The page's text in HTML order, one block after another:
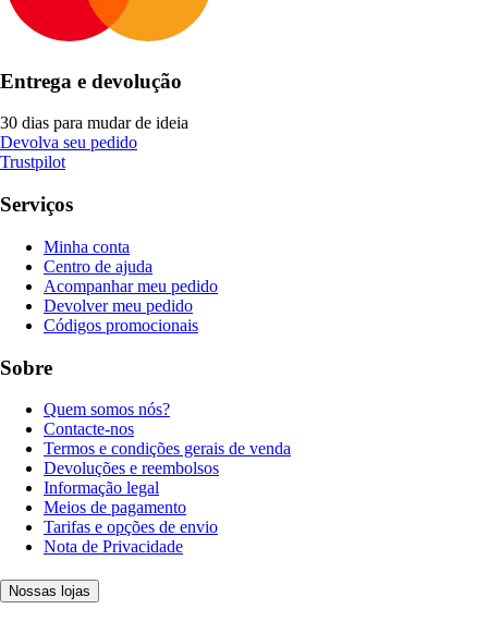
Entrega e devolução
30 dias para mudar de ideia
Devolva seu pedido
Trustpilot
Serviços
Minha conta
Centro de ajuda
Acompanhar meu pedido
Devolver meu pedido
Códigos promocionais
Sobre
Quem somos nós?
Contacte-nos
Termos e condições gerais de venda
Devoluções e reembolsos
Informação legal
Meios de pagamento
Tarifas e opções de envio
Nota de Privacidade
Nossas lojas